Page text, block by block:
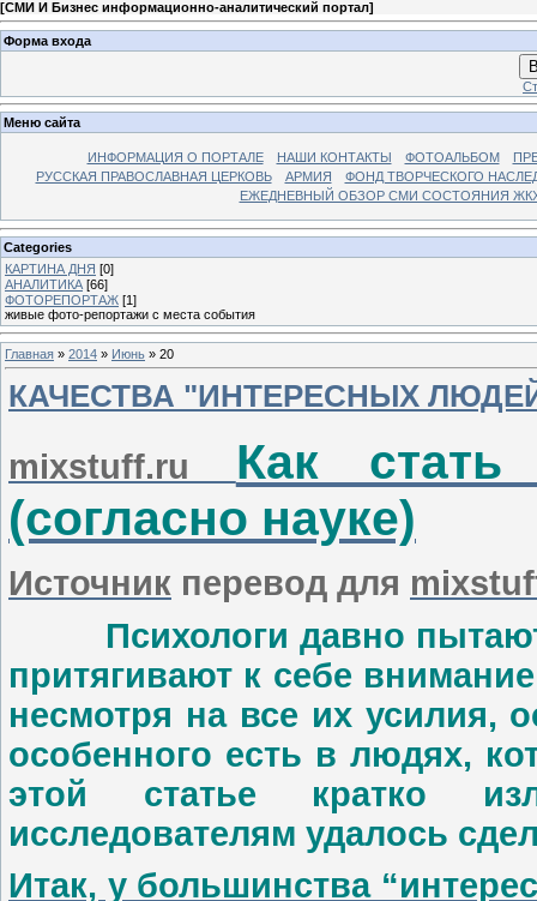
[СМИ И Бизнес информационно-аналитический портал]
Форма входа
Меню сайта
ИНФОРМАЦИЯ О ПОРТАЛЕ НАШИ КОНТАКТЫ ФОТОАЛЬБОМ
РУССКАЯ ПРАВОСЛАВНАЯ ЦЕРКОВЬ
АРМИЯ
ФОНД ТВОРЧЕСКОГО
ЕЖЕДНЕВНЫЙ ОБЗОР СМИ СОСТОЯНИЯ
Categories
КАРТИНА ДНЯ [0]
АНАЛИТИКА [66]
ФОТОРЕПОРТАЖ [1]
живые фото-репортажи с места события
Главная » 2014 » Июнь » 20
КАЧЕСТВА "ИНТЕРЕСНЫХ
mixstuff.ru
Как стать
(согласно науке)
Источник перевод для
Психологи давно
притягивают к себе
несмотря на все их усилия,
особенного есть в людях,
этой статье кратко
исследователям удалось
Итак, у большинства